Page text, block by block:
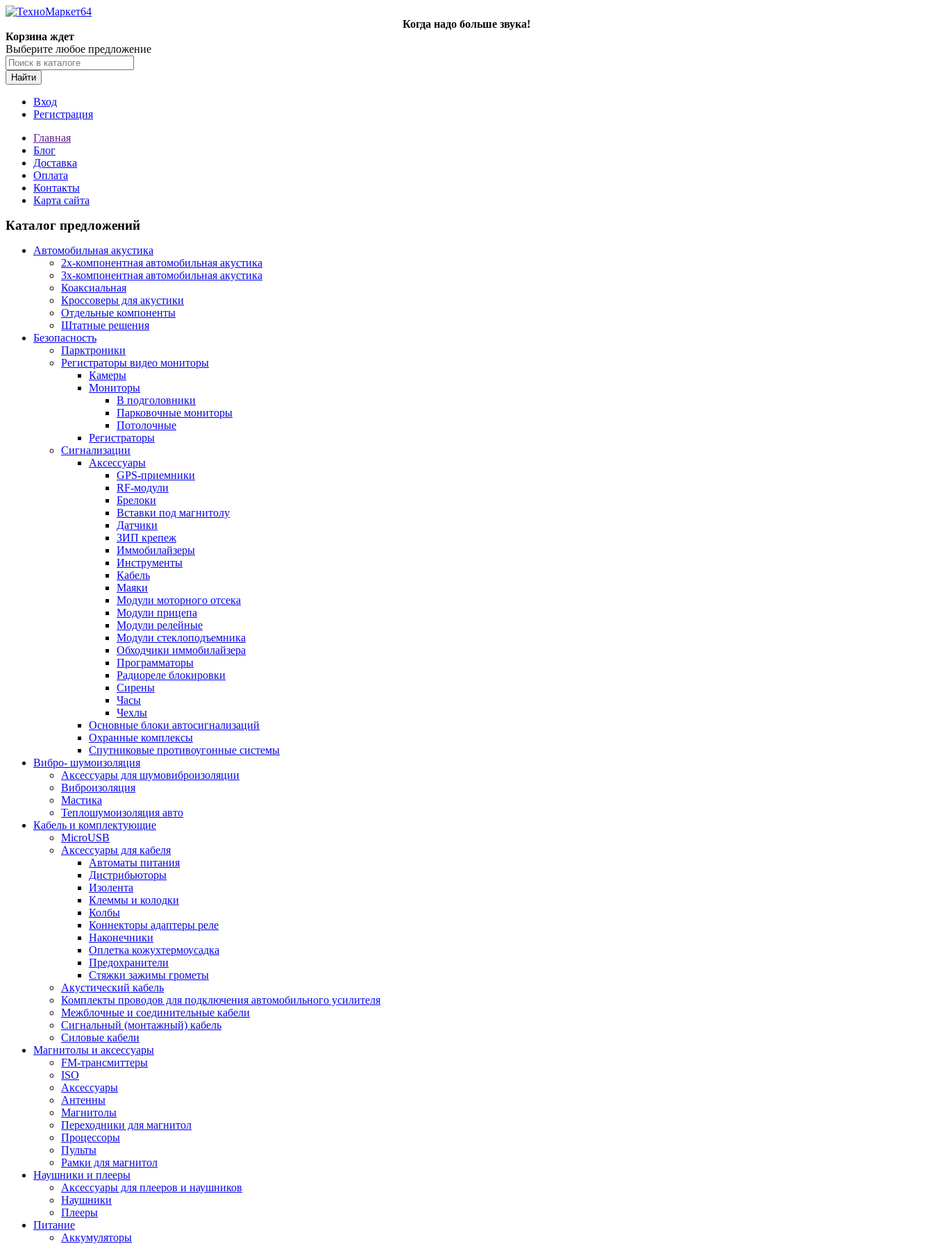
Когда надо больше звука!
Корзина ждет
Выберите любое предложение
Найти
Вход
Регистрация
Главная
Блог
Доставка
Оплата
Контакты
Карта сайта
Каталог предложений
Автомобильная акустика
2х-компонентная автомобильная акустика
3х-компонентная автомобильная акустика
Коаксиальная
Кроссоверы для акустики
Отдельные компоненты
Штатные решения
Безопасность
Парктроники
Регистраторы видео мониторы
Камеры
Мониторы
В подголовники
Парковочные мониторы
Потолочные
Регистраторы
Сигнализации
Аксессуары
GPS-приемники
RF-модули
Брелоки
Вставки под магнитолу
Датчики
ЗИП крепеж
Иммобилайзеры
Инструменты
Кабель
Маяки
Модули моторного отсека
Модули прицепа
Модули релейные
Модули стеклоподъемника
Обходчики иммобилайзера
Программаторы
Радиореле блокировки
Сирены
Часы
Чехлы
Основные блоки автосигнализаций
Охранные комплексы
Спутниковые противоугонные системы
Вибро- шумоизоляция
Аксессуары для шумовиброизоляции
Виброизоляция
Мастика
Теплошумоизоляция авто
Кабель и комплектующие
MicroUSB
Аксессуары для кабеля
Автоматы питания
Дистрибьюторы
Изолента
Клеммы и колодки
Колбы
Коннекторы адаптеры реле
Наконечники
Оплетка кожухтермоусадка
Предохранители
Стяжки зажимы грометы
Акустический кабель
Комплекты проводов для подключения автомобильного усилителя
Межблочные и соединительные кабели
Сигнальный (монтажный) кабель
Силовые кабели
Магнитолы и аксессуары
FM-трансмиттеры
ISO
Аксессуары
Антенны
Магнитолы
Переходники для магнитол
Процессоры
Пульты
Рамки для магнитол
Наушники и плееры
Аксессуары для плееров и наушников
Наушники
Плееры
Питание
Аккумуляторы